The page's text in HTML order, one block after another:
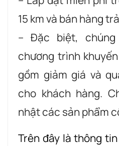
15 km và bán hàng
– Đặc biệt,
chương trình
gồm giảm giá và
cho khách hàng.
nhật các sản phẩm
Trên đây là thông